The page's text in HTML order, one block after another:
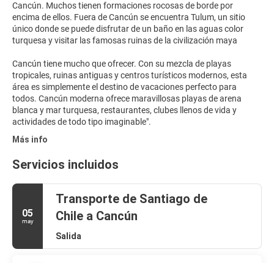
Cancún. Muchos tienen formaciones rocosas de borde por
encima de ellos. Fuera de Cancún se encuentra Tulum, un sitio
único donde se puede disfrutar de un baño en las aguas color
turquesa y visitar las famosas ruinas de la civilización maya
Cancún tiene mucho que ofrecer. Con su mezcla de playas
tropicales, ruinas antiguas y centros turísticos modernos, esta
área es simplemente el destino de vacaciones perfecto para
todos. Cancún moderna ofrece maravillosas playas de arena
blanca y mar turquesa, restaurantes, clubes llenos de vida y
Más info
Servicios incluidos
05
may
Transporte de Santiago de
Chile a Cancún
Salida